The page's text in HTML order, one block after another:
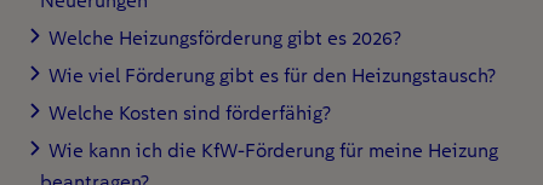
Welche Heizungsförderung gibt es 2026?
Wie viel Förderung gibt es für den Heizungstausch?
Welche Kosten sind förderfähig?
Wie kann ich die KfW-Förderung für meine Heizung